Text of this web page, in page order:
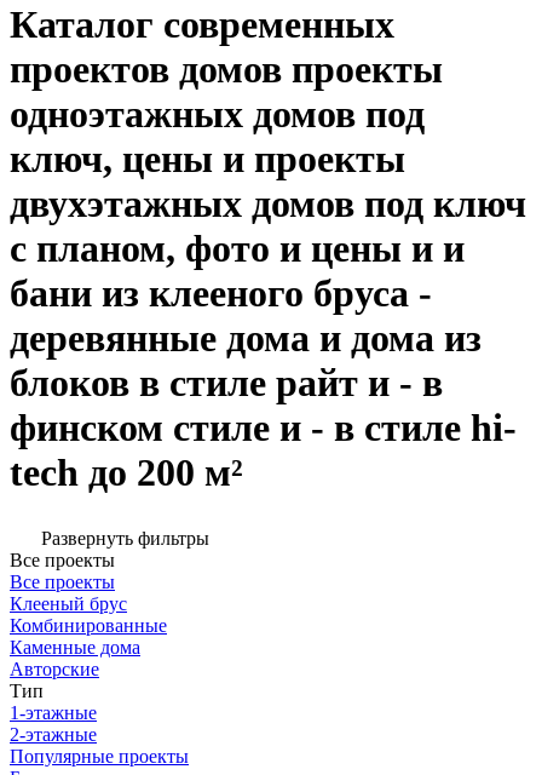
Каталог современных
проектов домов проекты
одноэтажных домов под
ключ, цены и проекты
двухэтажных домов под ключ
с планом, фото и цены и и
бани из клееного бруса -
деревянные дома и дома из
блоков в стиле райт и - в
финском стиле и - в стиле hi-
tech до 200 м²
Развернуть фильтры
Все проекты
Все проекты
Клееный брус
Комбинированные
Каменные дома
Авторские
Тип
1-этажные
2-этажные
Популярные проекты